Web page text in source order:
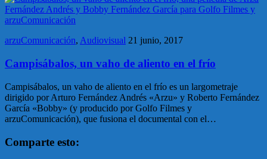
arzuComunicación, Audiovisual 21 junio, 2017
Campisábalos, un vaho de aliento en el frío
Campisábalos, un vaho de aliento en el frío es un largometraje
dirigido por Arturo Fernández Andrés «Arzu» y Roberto Fernández
García «Bobby» (y producido por Golfo Filmes y
arzuComunicación), que fusiona el documental con el…
Comparte esto: